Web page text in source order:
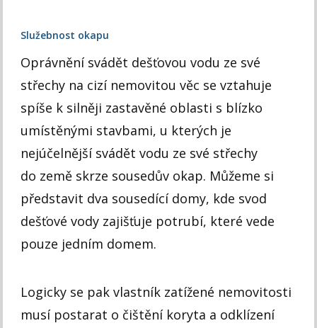
Služebnost okapu
Oprávnění svádět dešťovou vodu ze své
střechy na cizí nemovitou věc se vztahuje
spíše k silněji zastavěné oblasti s blízko
umístěnými stavbami, u kterých je
nejúčelnější svádět vodu ze své střechy
do země skrze sousedův okap. Můžeme si
představit dva sousedící domy, kde svod
dešťové vody zajišťuje potrubí, které vede
pouze jedním domem.
Logicky se pak vlastník zatížené nemovitosti
musí postarat o čištění koryta a odklízení